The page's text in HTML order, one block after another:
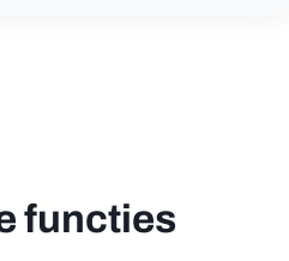
functies